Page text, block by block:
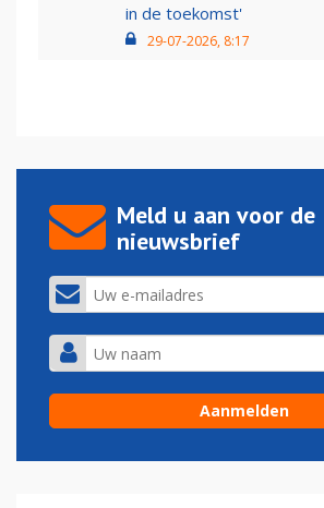
in de toekomst'
29-07-2026, 8:17
Meld u aan voor de
nieuwsbrief